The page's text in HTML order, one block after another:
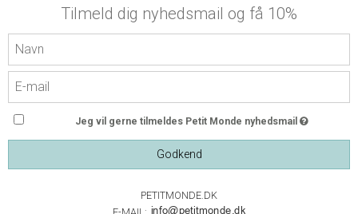
Tilmeld dig nyhedsmail og få 10%
Jeg vil gerne tilmeldes Petit Monde nyhedsmail
Godkend
PETITMONDE.DK